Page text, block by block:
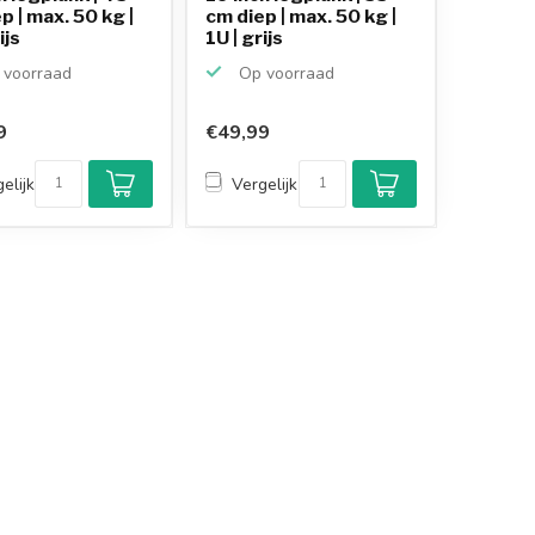
| max. 50 kg |
cm diep | max. 50 kg |
1U | grijs
Op voorraad
€49,99
Vergelijk